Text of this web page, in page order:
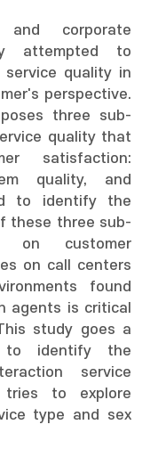
corporate
attempted to
service quality in
perspective.
three sub-
quality that
satisfaction:
quality, and
to identify the
these three sub-
on customer
on call centers
found
agents is critical
study goes a
identify the
service
to explore
type and sex